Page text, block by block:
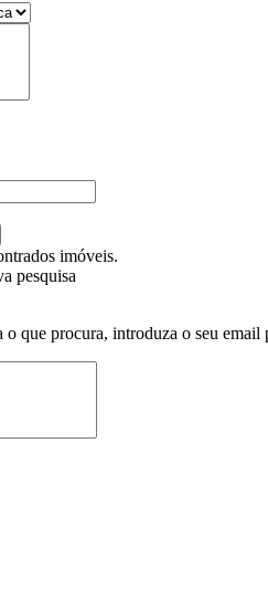
imóveis.
pesquisa
o que procura, introduza o seu